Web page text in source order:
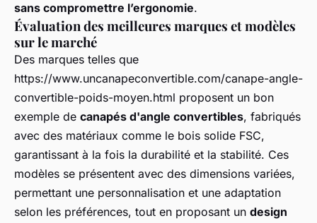
sans compromettre l’ergonomie.
Évaluation des meilleures marques et modèles
sur le marché
Des marques telles que
https://www.uncanapeconvertible.com/canape-angle-
convertible-poids-moyen.html proposent un bon
exemple de canapés d'angle convertibles, fabriqués
avec des matériaux comme le bois solide FSC,
garantissant à la fois la durabilité et la stabilité. Ces
modèles se présentent avec des dimensions variées,
permettant une personnalisation et une adaptation
selon les préférences, tout en proposant un design